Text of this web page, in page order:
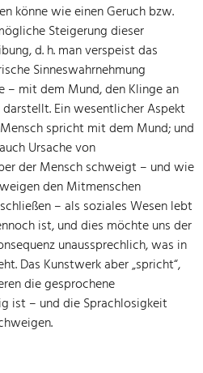
könne wie einen Geruch bzw.
Steigerung dieser
d. h. man verspeist das
Sinneswahrnehmung
– mit dem Mund, den Klinge an
Ein wesentlicher Aspekt
spricht mit dem Mund; und
Ursache von
der Mensch schweigt – und wie
den Mitmenschen
– als soziales Wesen lebt
ist, und dies möchte uns der
unaussprechlich, was in
Das Kunstwerk aber „spricht“,
die gesprochene
ist – und die Sprachlosigkeit